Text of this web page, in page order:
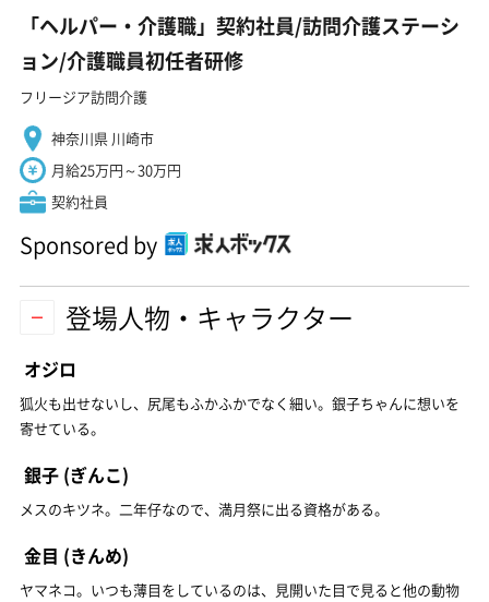
「ヘルパー・介護職」契約社員/訪問介護ステーシ
ョン/介護職員初任者研修
フリージア訪問介護
神奈川県 川崎市
月給25万円～30万円
契約社員
Sponsored by
登場人物・キャラクター
オジロ
狐火も出せないし、尻尾もふかふかでなく細い。銀子ちゃんに想いを
寄せている。
銀子 (ぎんこ)
メスのキツネ。二年仔なので、満月祭に出る資格がある。
金目 (きんめ)
ヤマネコ。いつも薄目をしているのは、見開いた目で見ると他の動物